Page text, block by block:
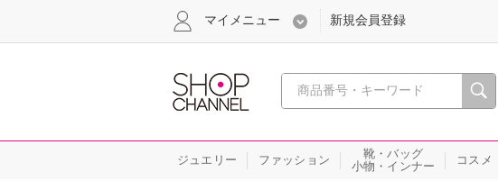
心おどる、瞬間を。通販
マイメニュー 新規会員登録
ジュエリー ファッション
靴・バッグ
小物・インナー
コスメ